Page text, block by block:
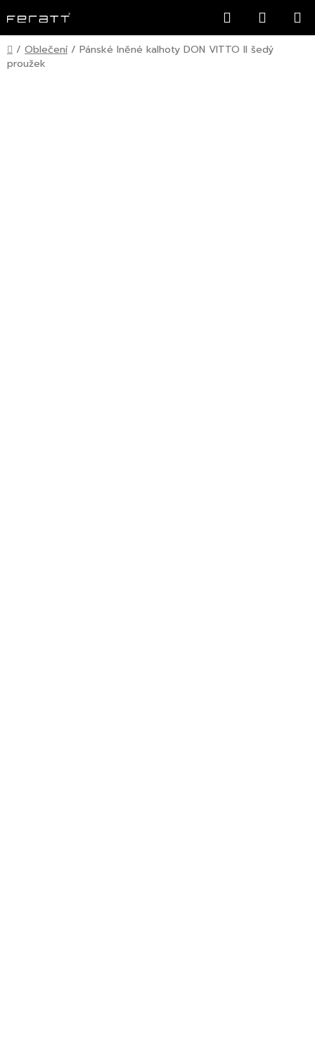
na
obsah
Hledat
KOŠÍK
Domů
/ Oblečení / Pánské lněné kalhoty DON VITTO II šedý
proužek